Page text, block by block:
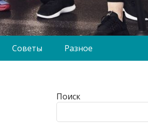
Советы Разное
Поиск